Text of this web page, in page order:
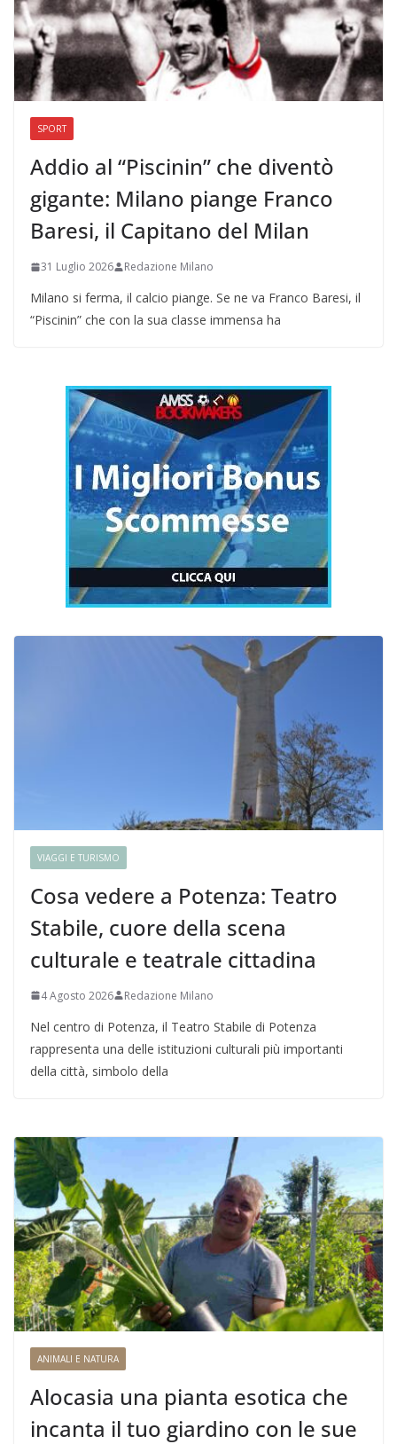
SPORT
Addio al “Piscinin” che diventò
gigante: Milano piange Franco
Baresi, il Capitano del Milan
31 Luglio 2026 Redazione Milano
Milano si ferma, il calcio piange. Se ne va Franco Baresi, il
“Piscinin” che con la sua classe immensa ha
VIAGGI E TURISMO
Cosa vedere a Potenza: Teatro
Stabile, cuore della scena
culturale e teatrale cittadina
4 Agosto 2026 Redazione Milano
Nel centro di Potenza, il Teatro Stabile di Potenza
rappresenta una delle istituzioni culturali più importanti
della città, simbolo della
ANIMALI E NATURA
Alocasia una pianta esotica che
incanta il tuo giardino con le sue